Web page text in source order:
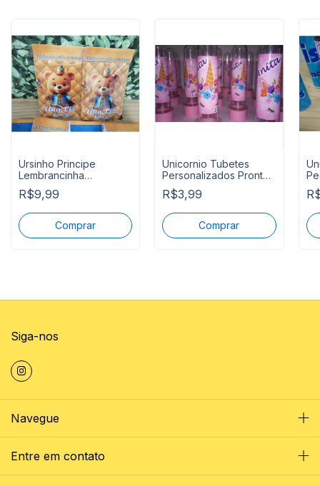
Ursinho Principe
Lembrancinha
Caderninho para Colorir
R$9,99
Unicornio Tubetes
Personalizados Pronta
Entrega
R$3,99
Siga-nos
Navegue
Entre em contato